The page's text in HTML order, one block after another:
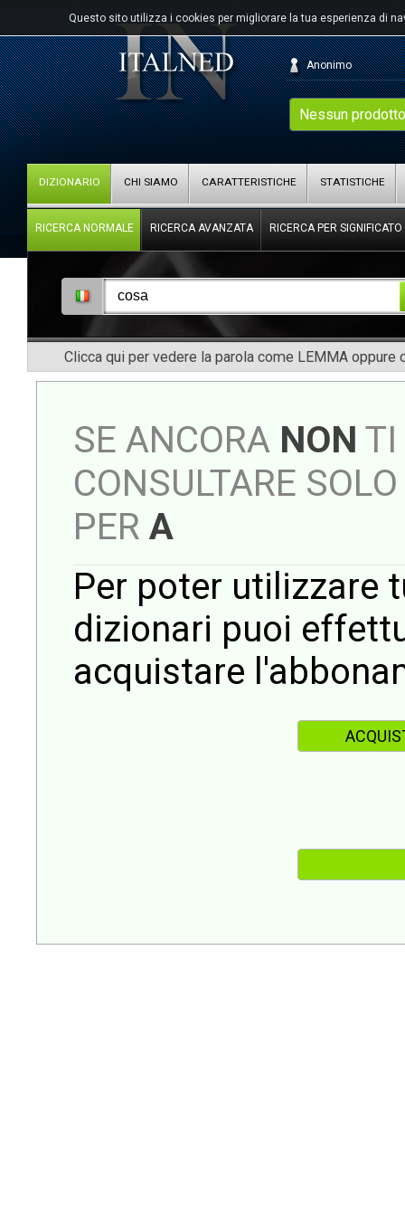
Questo sito utilizza i cookies per migliorare la tua esperienza di
Nessun
Anonimo
DIZIONARIO CHI SIAMO CARATTERISTICHE STATISTICHE
RICERCA NORMALE RICERCA AVANZATA RICERCA PER SIGNIFICATO
Clicca qui per vedere la parola come LEMMA oppure
SE ANCORA NON TI
CONSULTARE
PER A
Per poter utilizzare
dizionari puoi
acquistare